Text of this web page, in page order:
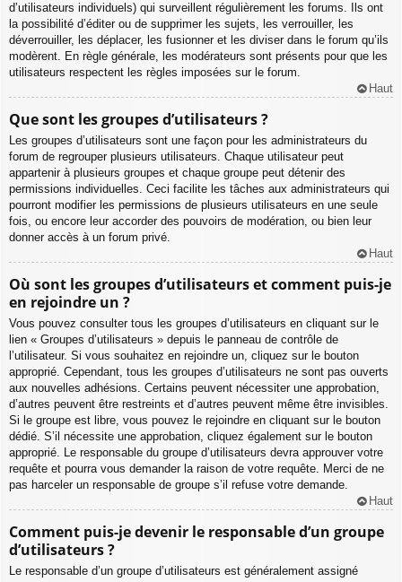
d’utilisateurs individuels) qui surveillent régulièrement les forums. Ils ont
la possibilité d’éditer ou de supprimer les sujets, les verrouiller, les
déverrouiller, les déplacer, les fusionner et les diviser dans le forum qu’ils
modèrent. En règle générale, les modérateurs sont présents pour que les
utilisateurs respectent les règles imposées sur le forum.
Haut
Que sont les groupes d’utilisateurs ?
Les groupes d’utilisateurs sont une façon pour les administrateurs du
forum de regrouper plusieurs utilisateurs. Chaque utilisateur peut
appartenir à plusieurs groupes et chaque groupe peut détenir des
permissions individuelles. Ceci facilite les tâches aux administrateurs qui
pourront modifier les permissions de plusieurs utilisateurs en une seule
fois, ou encore leur accorder des pouvoirs de modération, ou bien leur
donner accès à un forum privé.
Haut
Où sont les groupes d’utilisateurs et comment puis-je
en rejoindre un ?
Vous pouvez consulter tous les groupes d’utilisateurs en cliquant sur le
lien « Groupes d’utilisateurs » depuis le panneau de contrôle de
l’utilisateur. Si vous souhaitez en rejoindre un, cliquez sur le bouton
approprié. Cependant, tous les groupes d’utilisateurs ne sont pas ouverts
aux nouvelles adhésions. Certains peuvent nécessiter une approbation,
d’autres peuvent être restreints et d’autres peuvent même être invisibles.
Si le groupe est libre, vous pouvez le rejoindre en cliquant sur le bouton
dédié. S’il nécessite une approbation, cliquez également sur le bouton
approprié. Le responsable du groupe d’utilisateurs devra approuver votre
requête et pourra vous demander la raison de votre requête. Merci de ne
pas harceler un responsable de groupe s’il refuse votre demande.
Haut
Comment puis-je devenir le responsable d’un groupe
d’utilisateurs ?
Le responsable d’un groupe d’utilisateurs est généralement assigné